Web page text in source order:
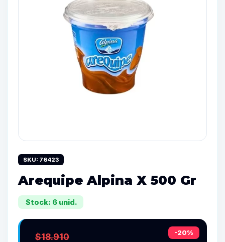
SKU: 76423
Arequipe Alpina X 500 Gr
Stock: 6 unid.
-20%
$18.910